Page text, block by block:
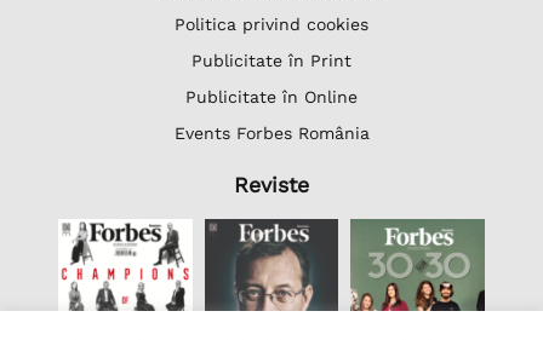
Politica privind cookies
Publicitate în Print
Publicitate în Online
Events Forbes România
Reviste